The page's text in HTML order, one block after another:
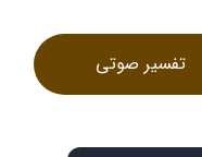
تفسیر صوتی